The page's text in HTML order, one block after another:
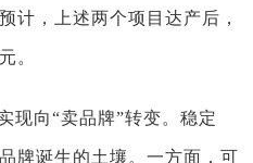
计，上述两个项目达产后，
。
现向“卖品牌”转变。稳定
牌诞生的土壤。一方面，可